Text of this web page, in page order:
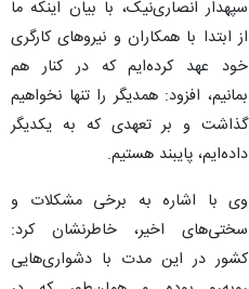
پتروشیمی، تاکید کرد: بازگشت
سریع پتروشیمی بندرامام به مدار
تولید در دستور کار است.
به گزارش ایرنا از پتروشیمی بندرامام،
سپهدار انصاری‌نیک، با بیان اینکه ما
از ابتدا با همکاران و نیروهای کارگری
خود عهد کرده‌ایم که در کنار هم
بمانیم، افزود: همدیگر را تنها نخواهیم